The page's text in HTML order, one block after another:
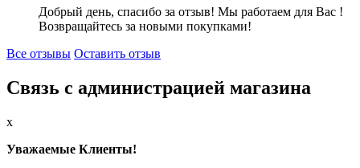
Добрый день, спасибо за отзыв! Мы работаем для Вас !
Возвращайтесь за новыми покупками!
Все отзывы Оставить отзыв
Связь с администрацией магазина
x
Уважаемые Клиенты!